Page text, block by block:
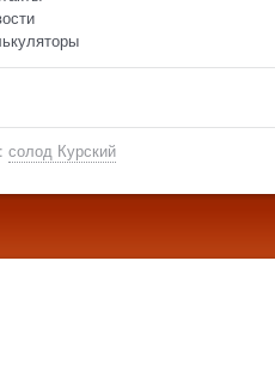
солод Курский